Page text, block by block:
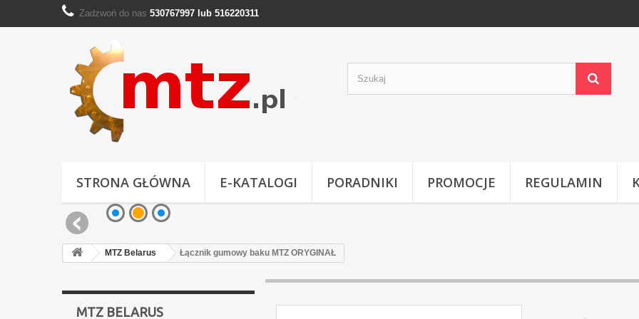
Zadzwoń do nas 530767997 lub 516220311
STRONA GŁÓWNA E-KATALOGI PORADNIKI PROMOCJE REGULAMIN
MTZ Belarus Łącznik gumowy baku MTZ ORYGINAŁ
MTZ BELARUS